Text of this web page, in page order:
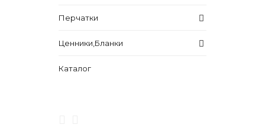
Перчатки
Ценники,Бланки
Каталог